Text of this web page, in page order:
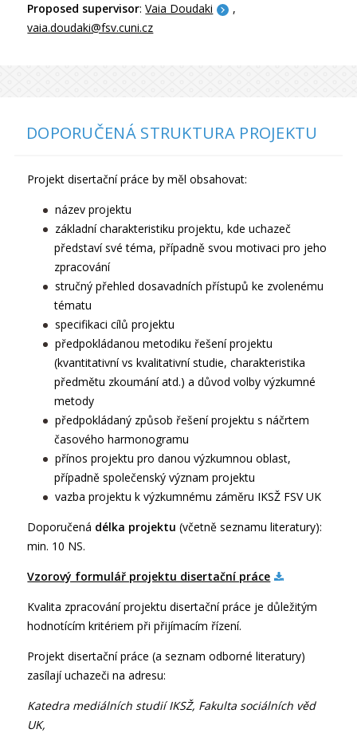
Proposed supervisor:Vaia Doudaki
,
vaia.doudaki@fsv.cuni.cz
DOPORUČENÁ STRUKTURA PROJEKTU
Projekt disertační práce by měl obsahovat:
název projektu
základní charakteristiku projektu, kde uchazeč
představí své téma, případně svou motivaci pro jeho
zpracování
stručný přehled dosavadních přístupů ke zvolenému
tématu
specifikaci cílů projektu
předpokládanou metodiku řešení projektu
(kvantitativní vs kvalitativní studie, charakteristika
předmětu zkoumání atd.) a důvod volby výzkumné
metody
předpokládaný způsob řešení projektu s náčrtem
časového harmonogramu
přínos projektu pro danou výzkumnou oblast,
případně společenský význam projektu
vazba projektu k výzkumnému záměru IKSŽ FSV UK
Doporučená délka projektu (včetně seznamu literatury):
min. 10 NS.
Vzorový formulář projektu disertační práce
Kvalita zpracování projektu disertační práce je důležitým
hodnotícím kritériem při přijímacím řízení.
Projekt disertační práce (a seznam odborné literatury)
zasílají uchazeči na adresu:
Katedra mediálních studií IKSŽ, Fakulta sociálních věd
UK,